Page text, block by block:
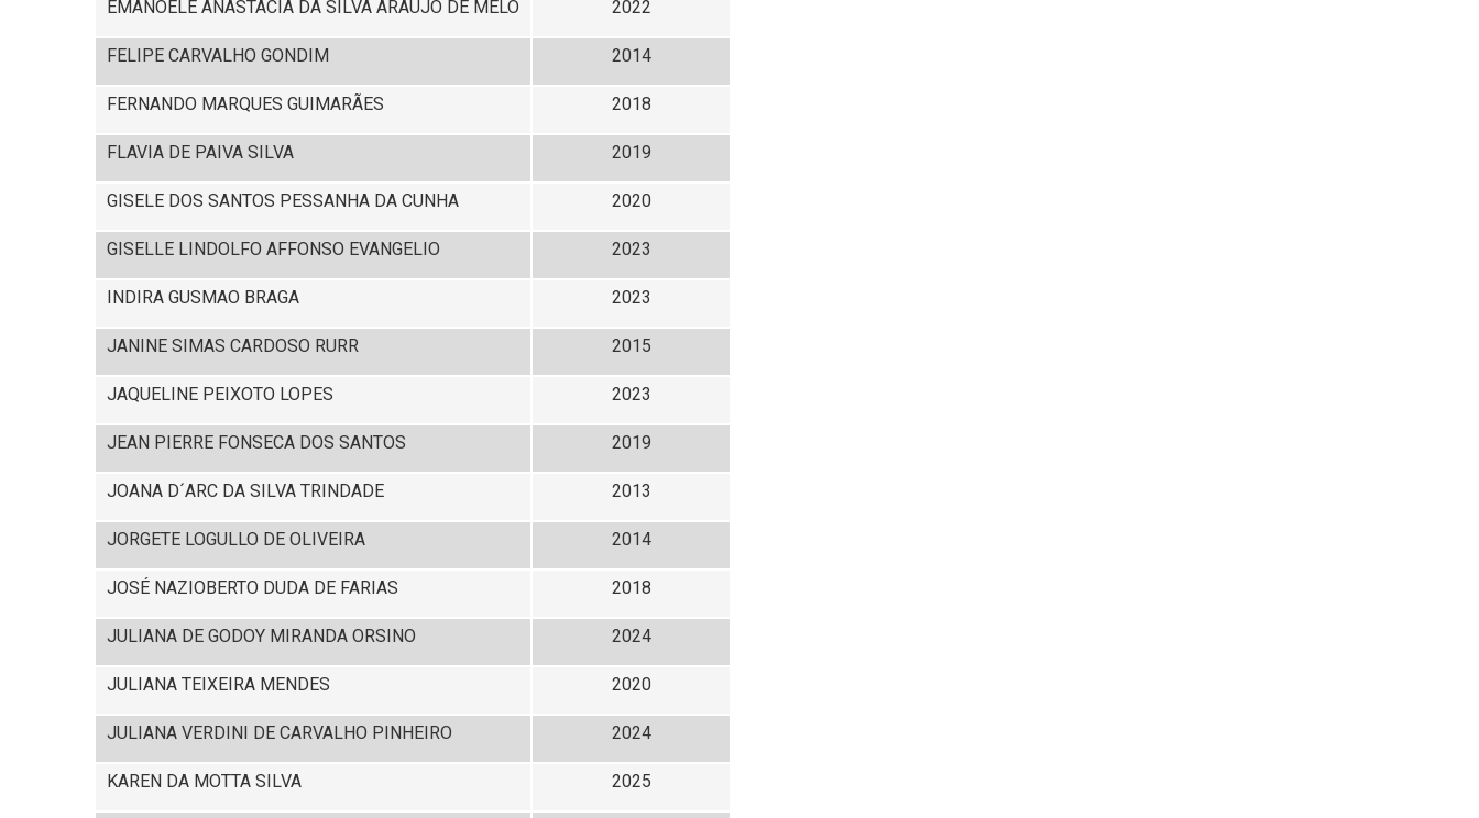
EMANOELE ANASTACIA DA SILVA ARAÚJO DE MELO 2022
FELIPE CARVALHO GONDIM 2014
FERNANDO MARQUES GUIMARÃES 2018
FLAVIA DE PAIVA SILVA 2019
GISELE DOS SANTOS PESSANHA DA CUNHA 2020
GISELLE LINDOLFO AFFONSO EVANGELIO 2023
INDIRA GUSMAO BRAGA 2023
JANINE SIMAS CARDOSO RURR 2015
JAQUELINE PEIXOTO LOPES 2023
JEAN PIERRE FONSECA DOS SANTOS 2019
JOANA D´ARC DA SILVA TRINDADE 2013
JORGETE LOGULLO DE OLIVEIRA 2014
JOSÉ NAZIOBERTO DUDA DE FARIAS 2018
JULIANA DE GODOY MIRANDA ORSINO 2024
JULIANA TEIXEIRA MENDES 2020
JULIANA VERDINI DE CARVALHO PINHEIRO 2024
KAREN DA MOTTA SILVA 2025